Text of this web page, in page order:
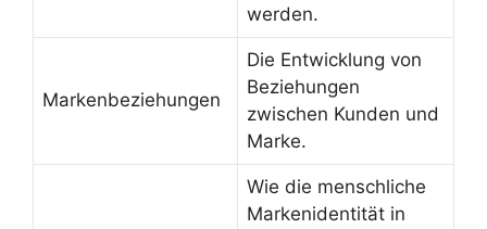
werden.
Markenbeziehungen
Die Entwicklung von
Beziehungen
zwischen Kunden und
Marke.
Wie die menschliche
Markenidentität in